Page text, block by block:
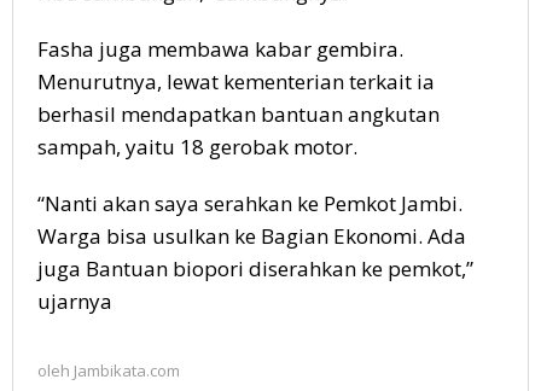
Fasha juga membawa kabar gembira.
Menurutnya, lewat kementerian terkait ia
berhasil mendapatkan bantuan angkutan
sampah, yaitu 18 gerobak motor.
“Nanti akan saya serahkan ke Pemkot Jambi.
Warga bisa usulkan ke Bagian Ekonomi. Ada
juga Bantuan biopori diserahkan ke pemkot,”
ujarnya
oleh Jambikata.com